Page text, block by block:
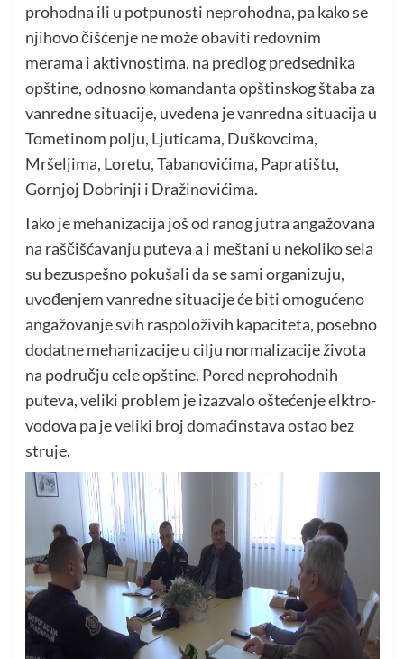
prohodna ili u potpunosti neprohodna, pa kako se
njihovo čišćenje ne može obaviti redovnim
merama i aktivnostima, na predlog predsednika
opštine, odnosno komandanta opštinskog štaba za
vanredne situacije, uvedena je vanredna situacija u
Tometinom polju, Ljuticama, Duškovcima,
Mršeljima, Loretu, Tabanovićima, Papratištu,
Gornjoj Dobrinji i Dražinovićima.
Iako je mehanizacija još od ranog jutra angažovana
na raščišćavanju puteva a i meštani u nekoliko sela
su bezuspešno pokušali da se sami organizuju,
uvođenjem vanredne situacije će biti omogućeno
angažovanje svih raspoloživih kapaciteta, posebno
dodatne mehanizacije u cilju normalizacije života
na području cele opštine. Pored neprohodnih
puteva, veliki problem je izazvalo oštećenje elktro-
vodova pa je veliki broj domaćinstava ostao bez
struje.